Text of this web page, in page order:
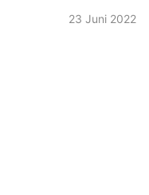
23 Juni 2022